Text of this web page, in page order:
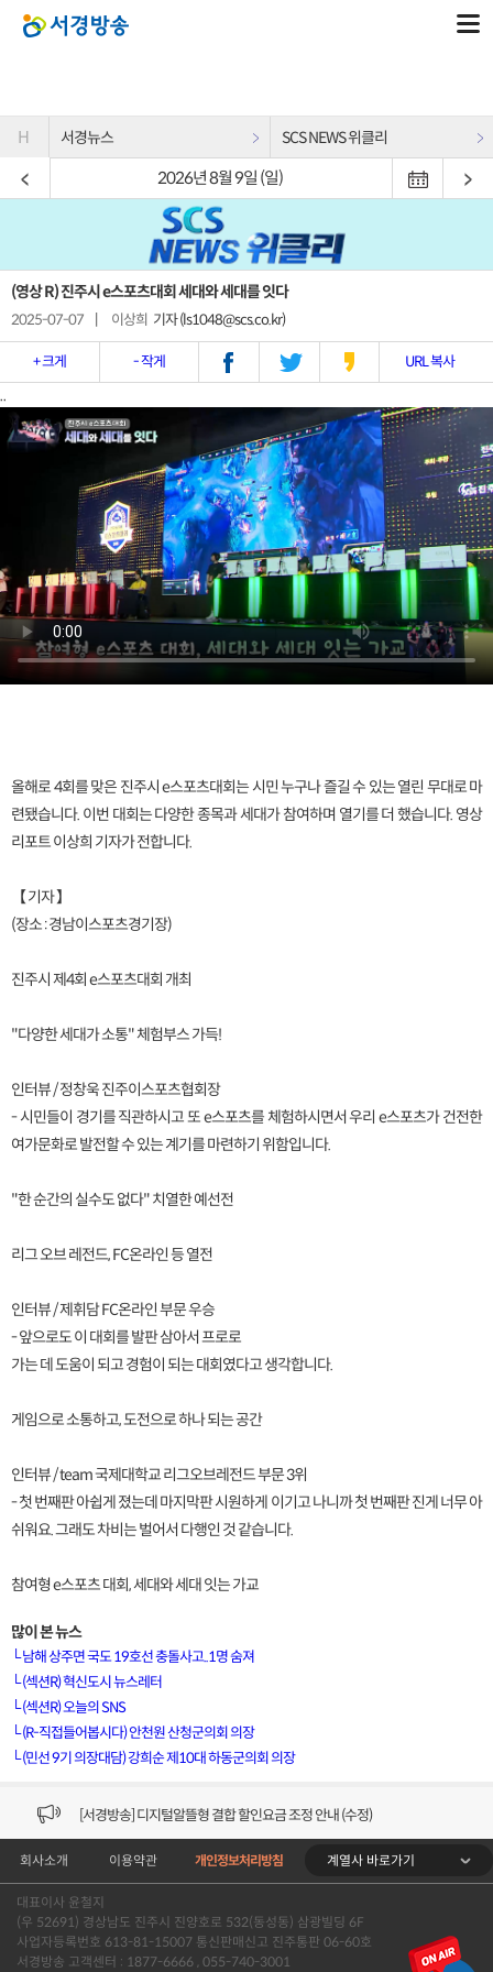
H 서경뉴스 SCS NEWS 위클리
2026년 8월 9일 (일)
(영상 R) 진주시 e스포츠대회 세대와 세대를 잇다
2025-07-07 이상희 기자 (ls1048@scs.co.kr)
+ 크게 - 작게 URL 복사
..
올해로 4회를 맞은 진주시 e스포츠대회는 시민 누구나 즐길 수 있는 열린 무대로 마
련됐습니다. 이번 대회는 다양한 종목과 세대가 참여하며 열기를 더 했습니다. 영상
리포트 이상희 기자가 전합니다.
【 기자 】
(장소 : 경남이스포츠경기장)
진주시 제4회 e스포츠대회 개최
"다양한 세대가 소통" 체험부스 가득!
인터뷰 / 정창욱 진주이스포츠협회장
- 시민들이 경기를 직관하시고 또 e스포츠를 체험하시면서 우리 e스포츠가 건전한
여가문화로 발전할 수 있는 계기를 마련하기 위함입니다.
"한 순간의 실수도 없다" 치열한 예선전
리그 오브 레전드, FC온라인 등 열전
인터뷰 / 제휘담 FC온라인 부문 우승
- 앞으로도 이 대회를 발판 삼아서 프로로
가는 데 도움이 되고 경험이 되는 대회였다고 생각합니다.
게임으로 소통하고, 도전으로 하나 되는 공간
인터뷰 / team 국제대학교 리그오브레전드 부문 3위
- 첫 번째판 아쉽게 졌는데 마지막판 시원하게 이기고 나니까 첫 번째판 진게 너무 아
쉬워요. 그래도 차비는 벌어서 다행인 것 같습니다.
참여형 e스포츠 대회, 세대와 세대 잇는 가교
많이 본 뉴스
└남해 상주면 국도 19호선 충돌사고..1명 숨져
└(섹션R) 혁신도시 뉴스레터
└(섹션R) 오늘의 SNS
└(R-직접들어봅시다) 안천원 산청군의회 의장
└(민선 9기 의장대담) 강희순 제10대 하동군의회 의장
[VOD공지] 청춘초이스 이용금액 변경 안내
[서경방송] 일부 채널편성 변경 안내의 건 (7/22)
[서경방송] 디지털알뜰형 결합 할인요금 조정 안내 (수정)
[공지] 개인정보처리방침 (Ver2.15) 개정의 건 (7/1)
[서경방송] 일부 채널편성 변경 안내의 건 (7/1)
[VOD공지] 청춘초이스 이용금액 변경 안내
회사소개 이용약관 개인정보처리방침 계열사 바로가기
대표이사 윤철지
(우 52691) 경상남도 진주시 진양호로 532(동성동) 삼광빌딩 6F
사업자등록번호 613-81-15007 통신판매신고 진주통판 06-60호
서경방송 고객센터 : 1877-6666 , 055-740-3001